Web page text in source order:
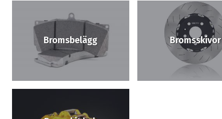
Bromsbelägg Bromsskivor